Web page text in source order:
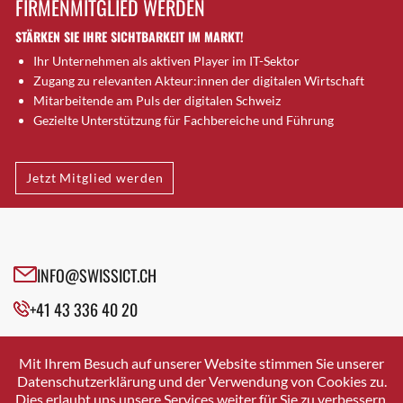
Brugg AG
Brütten
Bubendorf
Bubikon
Buchs (SG)
Bäretswil
Bülach
Cazis
Crissier
Davos Platz
Dierikon
Dietikon
FIRMENMITGLIED WERDEN
STÄRKEN SIE IHRE SICHTBARKEIT IM MARKT!
Ihr Unternehmen als aktiven Player im IT-Sektor
Zugang zu relevanten Akteur:innen der digitalen Wirtschaft
Mitarbeitende am Puls der digitalen Schweiz
Gezielte Unterstützung für Fachbereiche und Führung
Jetzt Mitglied werden
INFO@SWISSICT.CH
+41 43 336 40 20
SWISSICT
VULKANSTRASSE 120
8048 ZURICH
Mit Ihrem Besuch auf unserer Website stimmen Sie unserer
Datenschutzerklärung und der Verwendung von Cookies zu.
Dies erlaubt uns unsere Services weiter für Sie zu verbessern.